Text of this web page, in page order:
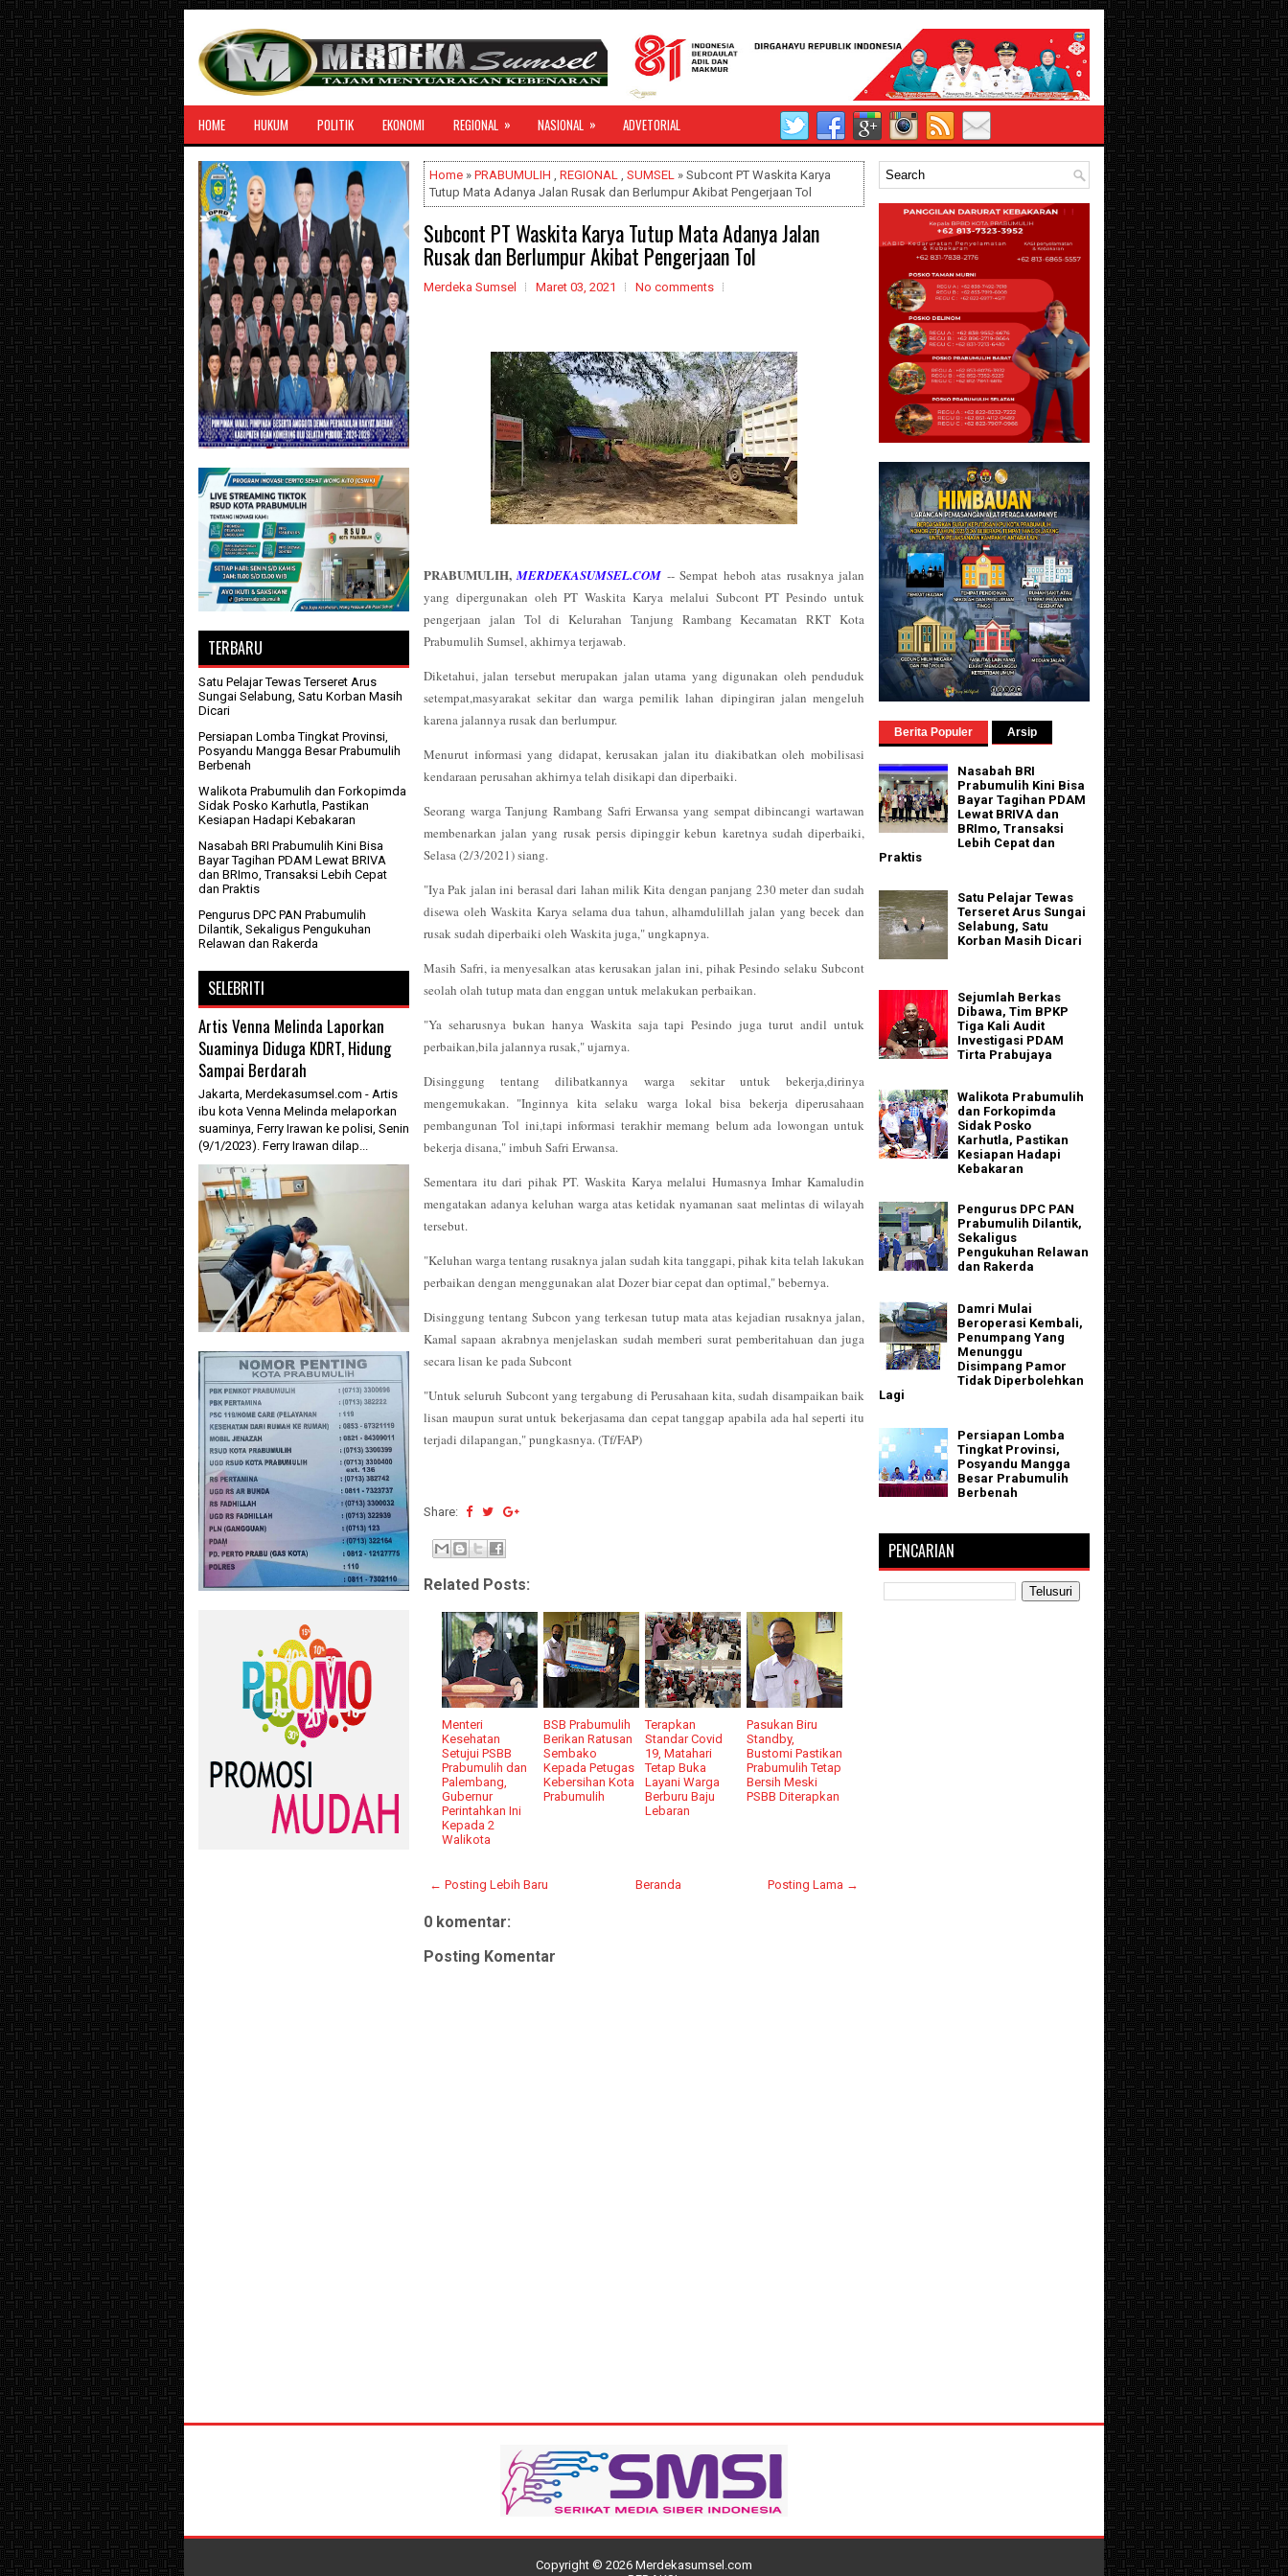
HOME HUKUM POLITIK EKONOMI REGIONAL » NASIONAL » ADVETORIAL
Home » PRABUMULIH , REGIONAL , SUMSEL » Subcont PT Waskita Karya
Tutup Mata Adanya Jalan Rusak dan Berlumpur Akibat Pengerjaan Tol
Subcont PT Waskita Karya Tutup Mata Adanya Jalan
Rusak dan Berlumpur Akibat Pengerjaan Tol
Merdeka Sumsel Maret 03, 2021 No comments
PRABUMULIH,MERDEKASUMSEL.COM -- Sempat heboh atas rusaknya jalan
yang dipergunakan oleh PT Waskita Karya melalui Subcont PT Pesindo untuk
pengerjaan jalan Tol di Kelurahan Tanjung Rambang Kecamatan RKT Kota
Prabumulih Sumsel, akhirnya terjawab.
Diketahui, jalan tersebut merupakan jalan utama yang digunakan oleh penduduk
setempat,masyarakat sekitar dan warga pemilik lahan dipingiran jalan mengeluh
karena jalannya rusak dan berlumpur.
Menurut informasi yang didapat, kerusakan jalan itu diakibatkan oleh mobilisasi
kendaraan perusahan akhirnya telah disikapi dan diperbaiki.
Seorang warga Tanjung Rambang Safri Erwansa yang sempat dibincangi wartawan
membenarkan jalan yang rusak persis dipinggir kebun karetnya sudah diperbaiki,
Selasa (2/3/2021) siang.
"Iya Pak jalan ini berasal dari lahan milik Kita dengan panjang 230 meter dan sudah
disewa oleh Waskita Karya selama dua tahun, alhamdulillah jalan yang becek dan
rusak sudah diperbaiki oleh Waskita juga," ungkapnya.
Masih Safri, ia menyesalkan atas kerusakan jalan ini, pihak Pesindo selaku Subcont
seolah olah tutup mata dan enggan untuk melakukan perbaikan.
"Ya seharusnya bukan hanya Waskita saja tapi Pesindo juga turut andil untuk
perbaikan,bila jalannya rusak," ujarnya.
Disinggung tentang dilibatkannya warga sekitar untuk bekerja,dirinya
mengemukakan. "Inginnya kita selaku warga lokal bisa bekerja diperusahaan
pembangunan Tol ini,tapi informasi terakhir memang belum ada lowongan untuk
bekerja disana," imbuh Safri Erwansa.
Sementara itu dari pihak PT. Waskita Karya melalui Humasnya Imhar Kamaludin
mengatakan adanya keluhan warga atas ketidak nyamanan saat melintas di wilayah
tersebut.
"Keluhan warga tentang rusaknya jalan sudah kita tanggapi, pihak kita telah lakukan
perbaikan dengan menggunakan alat Dozer biar cepat dan optimal," bebernya.
Disinggung tentang Subcon yang terkesan tutup mata atas kejadian rusaknya jalan,
Kamal sapaan akrabnya menjelaskan sudah memberi surat pemberitahuan dan juga
secara lisan ke pada Subcont
"Untuk seluruh Subcont yang tergabung di Perusahaan kita, sudah disampaikan baik
lisan maupun surat untuk bekerjasama dan cepat tanggap apabila ada hal seperti itu
terjadi dilapangan," pungkasnya. (Tf/FAP)
Share:
Related Posts:
Menteri
Kesehatan
Setujui PSBB
Prabumulih dan
Palembang,
Gubernur
Perintahkan Ini
Kepada 2
Walikota
BSB Prabumulih
Berikan Ratusan
Sembako
Kepada Petugas
Kebersihan Kota
Prabumulih
Terapkan
Standar Covid
19, Matahari
Tetap Buka
Layani Warga
Berburu Baju
Lebaran
Pasukan Biru
Standby,
Bustomi Pastikan
Prabumulih Tetap
Bersih Meski
PSBB Diterapkan
← Posting Lebih Baru Posting Lama →
Beranda
0 komentar:
Posting Komentar
TERBARU
Satu Pelajar Tewas Terseret Arus
Sungai Selabung, Satu Korban Masih
Dicari
Persiapan Lomba Tingkat Provinsi,
Posyandu Mangga Besar Prabumulih
Berbenah
Walikota Prabumulih dan Forkopimda
Sidak Posko Karhutla, Pastikan
Kesiapan Hadapi Kebakaran
Nasabah BRI Prabumulih Kini Bisa
Bayar Tagihan PDAM Lewat BRIVA
dan BRImo, Transaksi Lebih Cepat
dan Praktis
Pengurus DPC PAN Prabumulih
Dilantik, Sekaligus Pengukuhan
Relawan dan Rakerda
SELEBRITI
Artis Venna Melinda Laporkan
Suaminya Diduga KDRT, Hidung
Sampai Berdarah
Jakarta, Merdekasumsel.com - Artis
ibu kota Venna Melinda melaporkan
suaminya, Ferry Irawan ke polisi, Senin
(9/1/2023). Ferry Irawan dilap...
Berita Populer Arsip
Nasabah BRI
Prabumulih Kini Bisa
Bayar Tagihan PDAM
Lewat BRIVA dan
BRImo, Transaksi
Lebih Cepat dan
Praktis
Satu Pelajar Tewas
Terseret Arus Sungai
Selabung, Satu
Korban Masih Dicari
Sejumlah Berkas
Dibawa, Tim BPKP
Tiga Kali Audit
Investigasi PDAM
Tirta Prabujaya
Walikota Prabumulih
dan Forkopimda
Sidak Posko
Karhutla, Pastikan
Kesiapan Hadapi
Kebakaran
Pengurus DPC PAN
Prabumulih Dilantik,
Sekaligus
Pengukuhan Relawan
dan Rakerda
Damri Mulai
Beroperasi Kembali,
Penumpang Yang
Menunggu
Disimpang Pamor
Tidak Diperbolehkan
Lagi
Persiapan Lomba
Tingkat Provinsi,
Posyandu Mangga
Besar Prabumulih
Berbenah
PENCARIAN
Copyright © 2026 Merdekasumsel.com